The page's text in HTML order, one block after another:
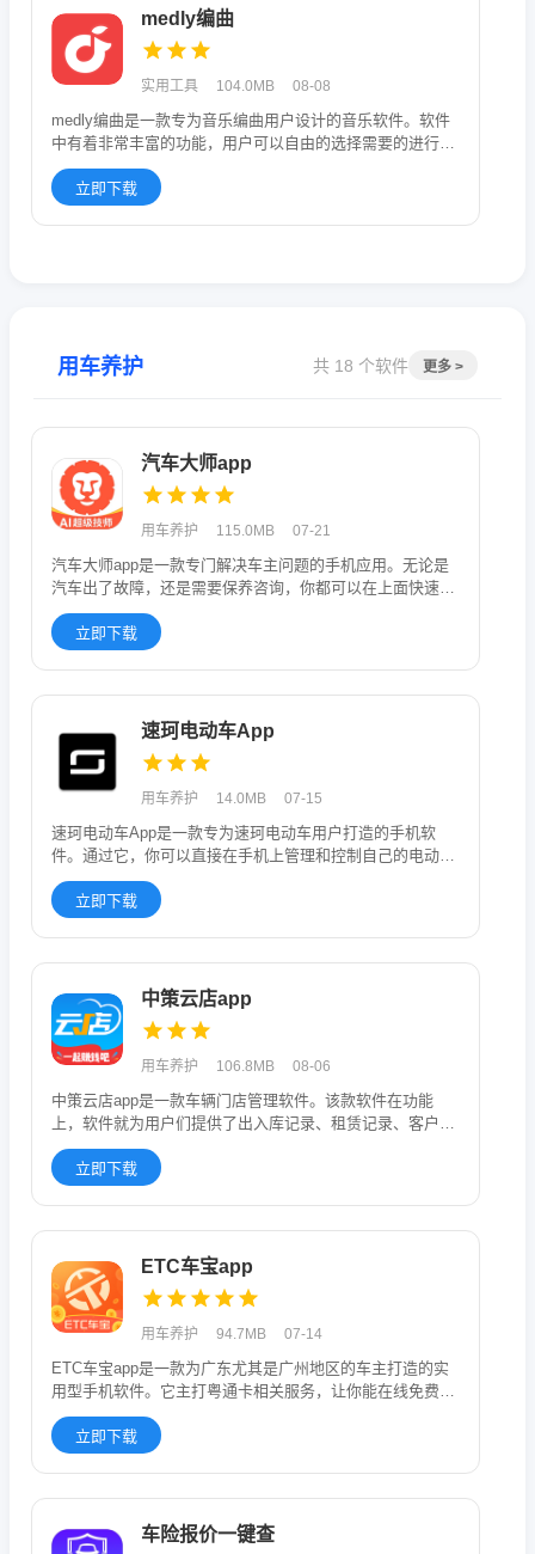
medly编曲
实用工具 104.0MB 08-08
medly编曲是一款专为音乐编曲用户设计的音乐软件。软件
中有着非常丰富的功能，用户可以自由的选择需要的进行使
用，从而用户
立即下载
用车养护 共 18 个软件 更多 >
汽车大师app
用车养护 115.0MB 07-21
汽车大师app是一款专门解决车主问题的手机应用。无论是
汽车出了故障，还是需要保养咨询，你都可以在上面快速获
得专业解答。它
立即下载
速珂电动车App
用车养护 14.0MB 07-15
速珂电动车App是一款专为速珂电动车用户打造的手机软
件。通过它，你可以直接在手机上管理和控制自己的电动
车，特别方便。这个
立即下载
中策云店app
用车养护 106.8MB 08-06
中策云店app是一款车辆门店管理软件。该款软件在功能
上，软件就为用户们提供了出入库记录、租赁记录、客户管
理、服务订单、轮
立即下载
ETC车宝app
用车养护 94.7MB 07-14
ETC车宝app是一款为广东尤其是广州地区的车主打造的实
用型手机软件。它主打粤通卡相关服务，让你能在线免费办
理ETC、给
立即下载
车险报价一键查